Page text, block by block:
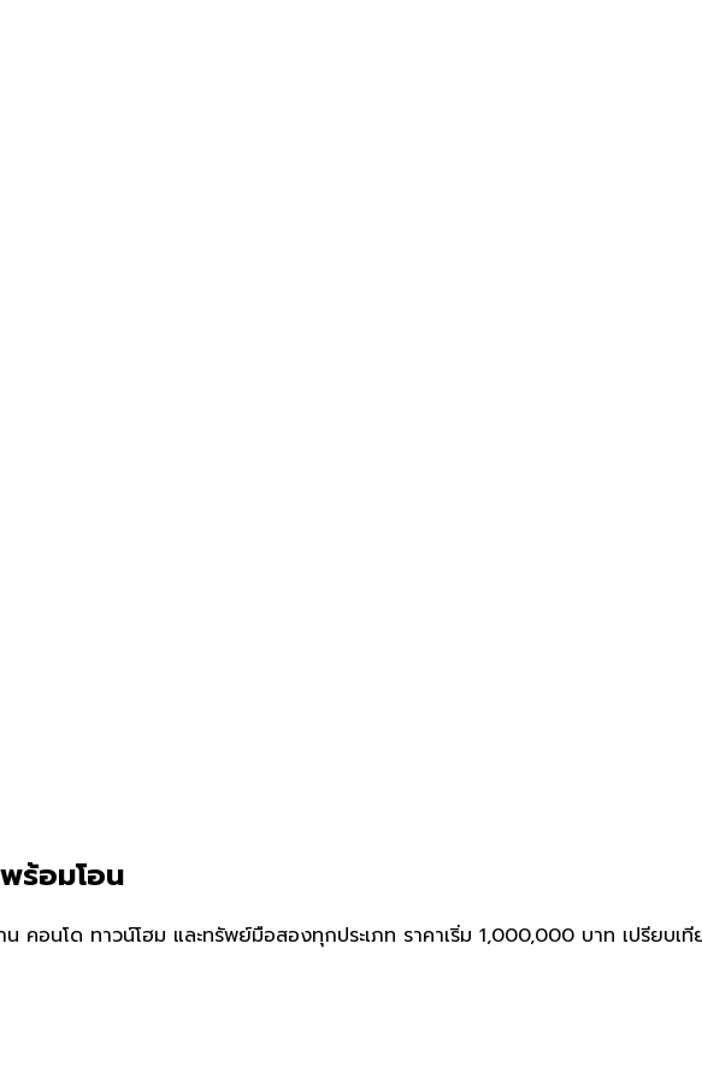
ร้อมโอน
คอนโด ทาวน์โฮม และทรัพย์มือสองทุกประเภท ราคาเริ่ม 1,000,000 บาท เปรียบเที